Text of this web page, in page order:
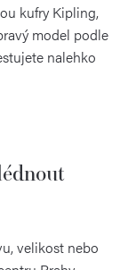
kufry Kipling,
model podle
nalehko
velikost nebo